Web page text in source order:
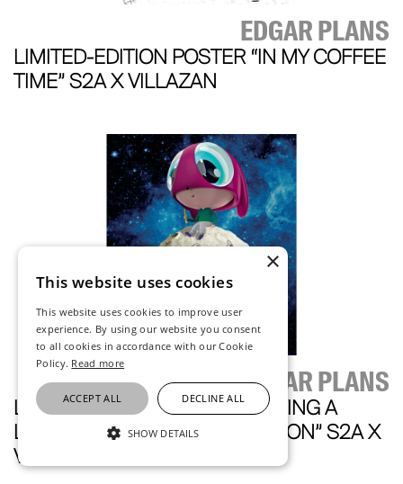
EDGAR PLANS
LIMITED-EDITION POSTER “IN MY COFFEE
TIME” S2A X VILLAZAN
EDGAR PLANS
LIMITED-EDITION POSTER “FLYING A
LITTLE ARTIST IN A FUNNY MOON” S2A X
VILLAZAN
×
This website uses cookies
This website uses cookies to improve user
experience. By using our website you consent
to all cookies in accordance with our Cookie
Policy. Read more
ACCEPT ALL DECLINE ALL
SHOW DETAILS